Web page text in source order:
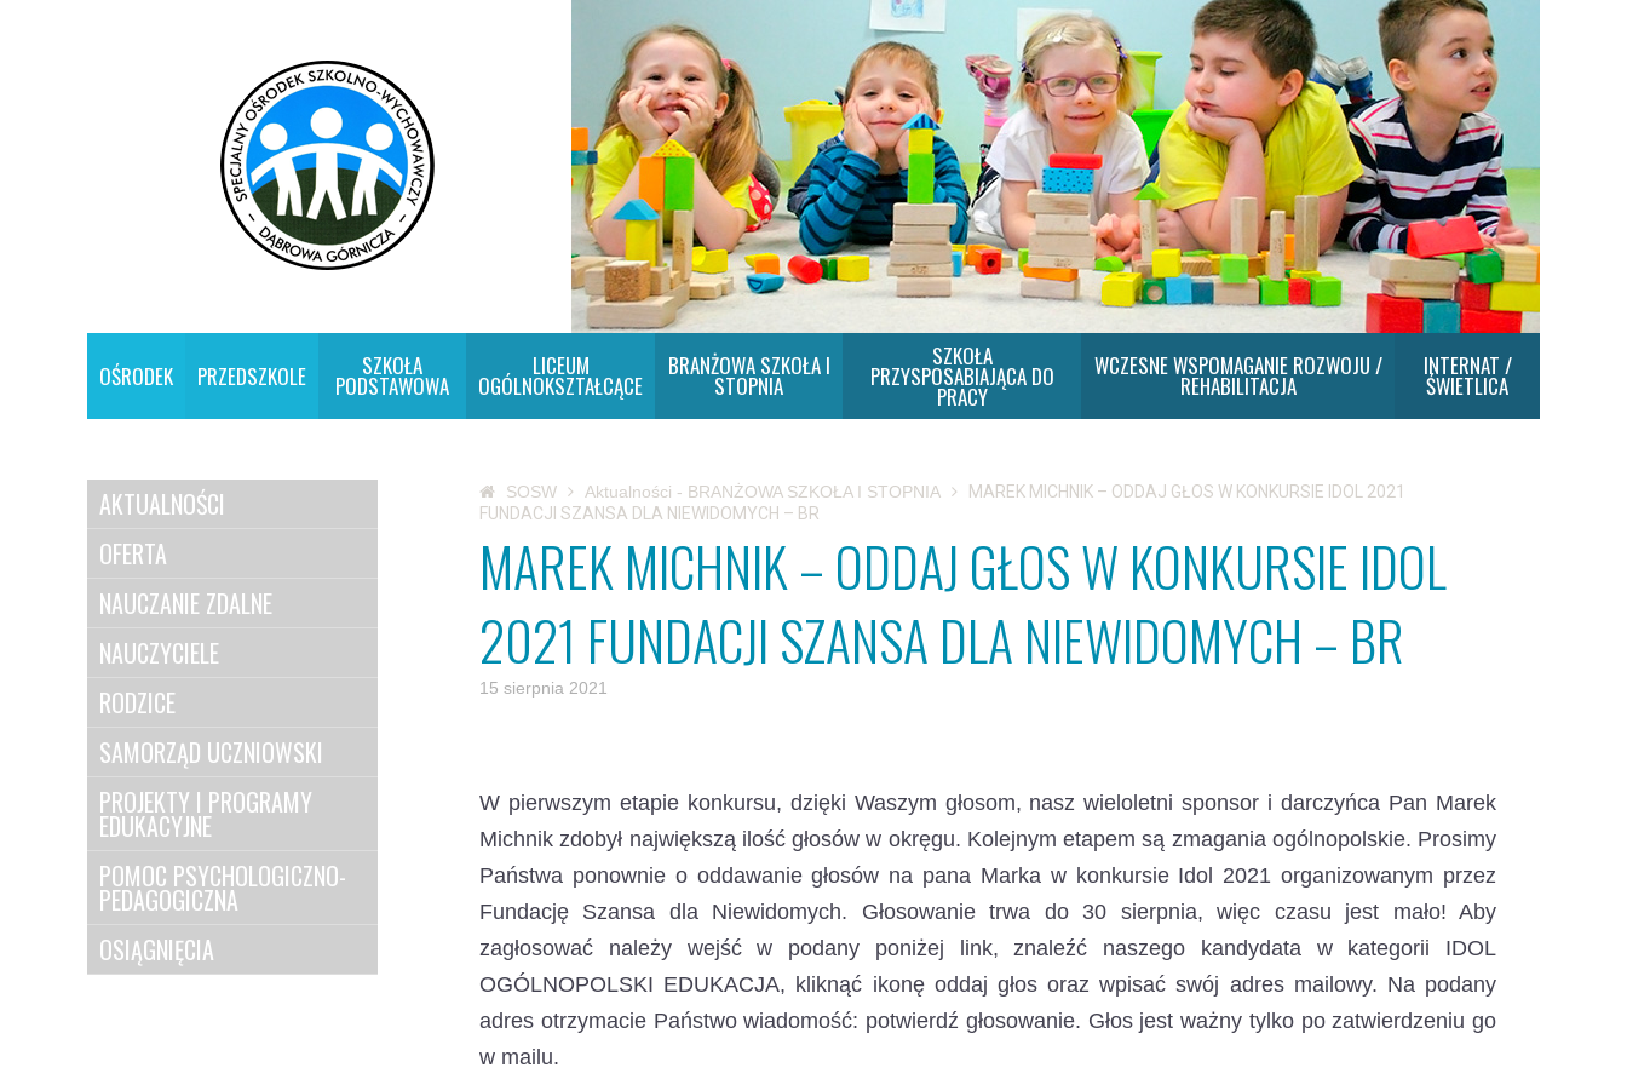
OŚRODEK PRZEDSZKOLE SZKOŁA
PODSTAWOWA
LICEUM
OGÓLNOKSZTAŁCĄCE
BRANŻOWA SZKOŁA I
STOPNIA
SZKOŁA
PRZYSPOSABIAJĄCA DO
PRACY
WCZESNE WSPOMAGANIE ROZWOJU /
REHABILITACJA
INTERNAT /
ŚWIETLICA
AKTUALNOŚCI
OFERTA
NAUCZANIE ZDALNE
NAUCZYCIELE
RODZICE
SAMORZĄD UCZNIOWSKI
PROJEKTY I PROGRAMY
EDUKACYJNE
POMOC PSYCHOLOGICZNO-
PEDAGOGICZNA
OSIĄGNIĘCIA
SOSW Aktualności - BRANŻOWA SZKOŁA I STOPNIA
MAREK MICHNIK – ODDAJ GŁOS W KONKURSIE IDOL 2021
FUNDACJI SZANSA DLA NIEWIDOMYCH – BR
MAREK MICHNIK – ODDAJ GŁOS W KONKURSIE IDOL
2021 FUNDACJI SZANSA DLA NIEWIDOMYCH – BR
15 sierpnia 2021
W pierwszym etapie konkursu, dzięki Waszym głosom, nasz wieloletni sponsor i darczyńca Pan Marek
Michnik zdobył największą ilość głosów w okręgu. Kolejnym etapem są zmagania ogólnopolskie. Prosimy
Państwa ponownie o oddawanie głosów na pana Marka w konkursie Idol 2021 organizowanym przez
Fundację Szansa dla Niewidomych. Głosowanie trwa do 30 sierpnia, więc czasu jest mało! Aby
zagłosować należy wejść w podany poniżej link, znaleźć naszego kandydata w kategorii IDOL
OGÓLNOPOLSKI EDUKACJA, kliknąć ikonę oddaj głos oraz wpisać swój adres mailowy. Na podany
adres otrzymacie Państwo wiadomość: potwierdź głosowanie. Głos jest ważny tylko po zatwierdzeniu go
w mailu.